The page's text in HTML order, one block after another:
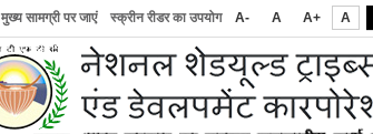
मुख्य सामग्री पर जाएं स्क्रीन रीडर का उपयोग A- A A+ A